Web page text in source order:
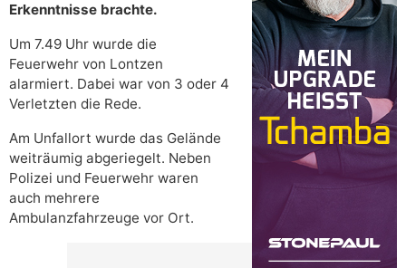
Erkenntnisse brachte.
Um 7.49 Uhr wurde die
Feuerwehr von Lontzen
alarmiert. Dabei war von 3 oder 4
Verletzten die Rede.
Am Unfallort wurde das Gelände
weiträumig abgeriegelt. Neben
Polizei und Feuerwehr waren
auch mehrere
Ambulanzfahrzeuge vor Ort.